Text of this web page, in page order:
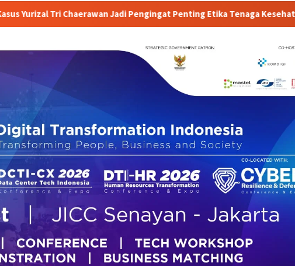
Jadi Pengingat Penting Etika Tenaga Kesehatan di Media Sosial